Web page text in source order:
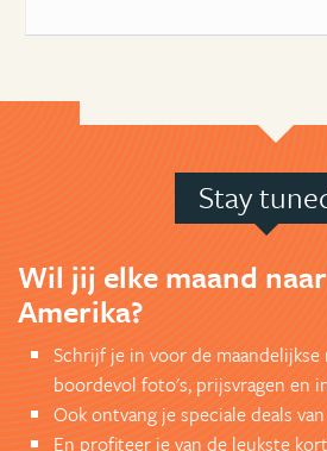
Stay
Wil jij elke maand
Amerika?
Schrijf je in voor de
boordevol foto's, prijsvragen en
Ook ontvang je speciale deals
En profiteer je van de leukste